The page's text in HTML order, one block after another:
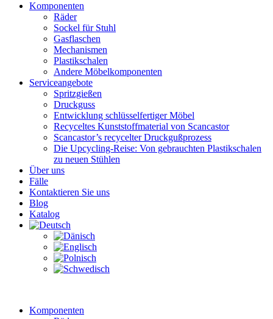
Komponenten
Räder
Sockel für Stuhl
Gasflaschen
Mechanismen
Plastikschalen
Andere Möbelkomponenten
Serviceangebote
Spritzgießen
Druckguss
Entwicklung schlüsselfertiger Möbel
Recyceltes Kunststoffmaterial von Scancastor
Scancastor’s recycelter Druckgußprozess
Die Upcycling-Reise: Von gebrauchten Plastikschalen
zu neuen Stühlen
Über uns
Fälle
Kontaktieren Sie uns
Blog
Katalog
Komponenten